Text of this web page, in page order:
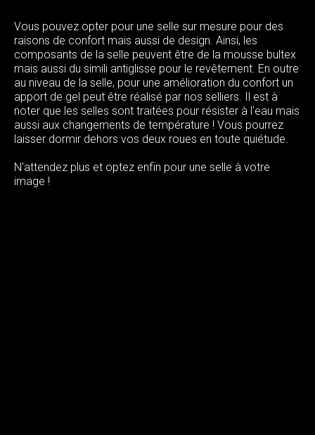
Vous pouvez opter pour une selle sur mesure pour des
raisons de confort mais aussi de design. Ainsi, les
composants de la selle peuvent être de la mousse bultex
mais aussi du simili antiglisse pour le revêtement. En outre
au niveau de la selle, pour une amélioration du confort un
apport de gel peut être réalisé par nos selliers. Il est à
noter que les selles sont traitées pour résister à l'eau mais
aussi aux changements de température ! Vous pourrez
laisser dormir dehors vos deux roues en toute quiétude.
N'attendez plus et optez enfin pour une selle à votre
image !